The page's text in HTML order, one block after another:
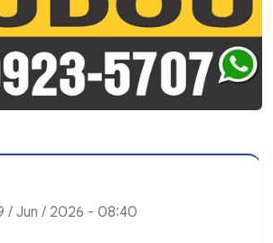
/ Jun / 2026 - 08:40